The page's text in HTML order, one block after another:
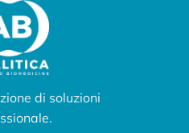
di soluzioni